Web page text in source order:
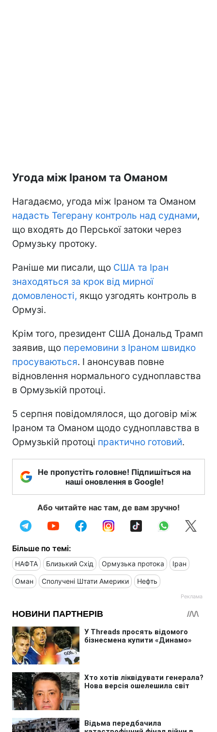
Угода між Іраном та Оманом
Нагадаємо, угода між Іраном та Оманом
надасть Тегерану контроль над суднами,
що входять до Перської затоки через
Ормузьку протоку.
Раніше ми писали, що США та Іран
знаходяться за крок від мирної
домовленості, якщо узгодять контроль в
Ормузі.
Крім того, президент США Дональд Трамп
заявив, що перемовини з Іраном швидко
просуваються. І анонсував повне
відновлення нормального судноплавства
в Ормузькій протоці.
5 серпня повідомлялося, що договір між
Іраном та Оманом щодо судноплавства в
Ормузькій протоці практично готовий.
Не пропустіть головне! Підпишіться на
наші оновлення в Google!
Або читайте нас там, де вам зручно!
Більше по темі:
НАФТА Близький Схід Ормузька протока Іран
Оман Сполучені Штати Америки Нефть